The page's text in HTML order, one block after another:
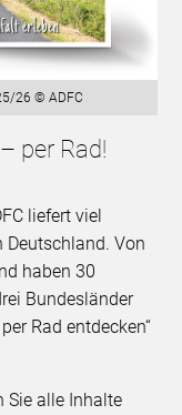
26 © ADFC
per Rad!
liefert viel
Deutschland. Von
haben 30
Bundesländer
Rad entdecken“
Sie alle Inhalte